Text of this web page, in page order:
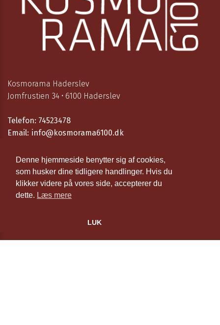
Denne hjemmeside benytter sig af cookies,
som husker dine tidligere handlinger. Hvis du
klikker videre på vores side, accepterer du
dette. Læs mere
LUK
Kosmorama Haderslev
Jomfrustien 34 • 6100 Haderslev
Telefon: 74523478
Email: info@kosmorama6100.dk
Cookie- og privatlivspolitik